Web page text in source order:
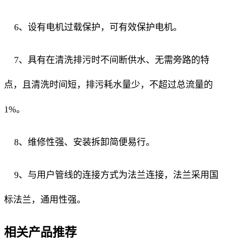
6、设有电机过载保护，可有效保护电机。
7、具有在清洗排污时不间断供水、无需旁路的特
点，且清洗时间短，排污耗水量少，不超过总流量的
1%。
8、维修性强、安装拆卸简便易行。
9、与用户管线的连接方式为法兰连接，法兰采用国
标法兰，通用性强。
相关产品推荐